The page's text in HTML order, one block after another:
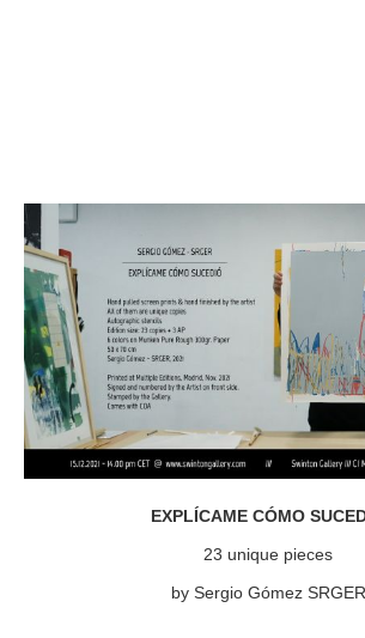
EXPLÍCAME CÓMO
23 unique pieces
by Sergio Gómez SRGER